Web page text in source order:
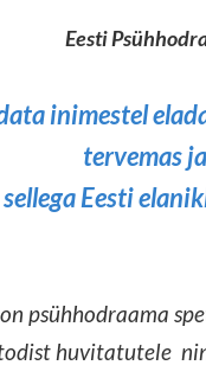
Eesti
inimestel
tervemas
Eesti
psühhodraama
huvitatutele